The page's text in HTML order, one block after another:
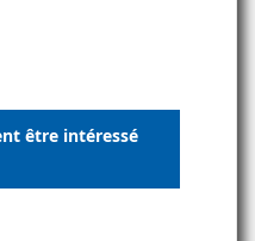
D’ENVIE
être intéressé